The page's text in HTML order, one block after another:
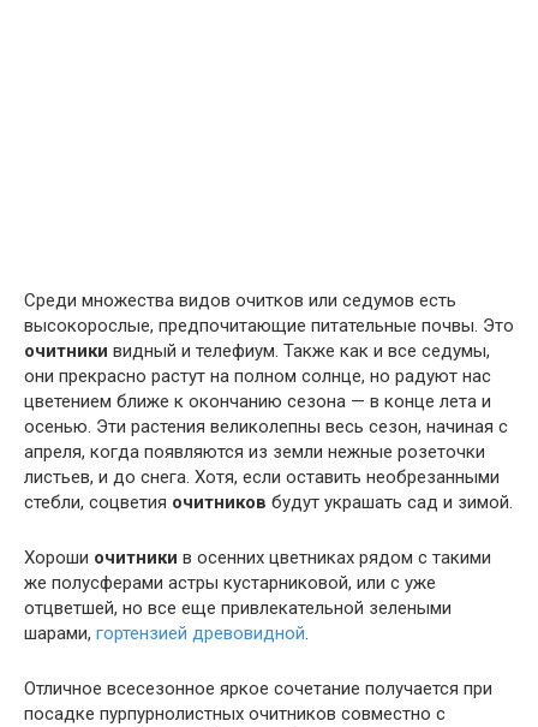
Среди множества видов очитков или седумов есть
высокорослые, предпочитающие питательные почвы. Это
очитники видный и телефиум. Также как и все седумы,
они прекрасно растут на полном солнце, но радуют нас
цветением ближе к окончанию сезона — в конце лета и
осенью. Эти растения великолепны весь сезон, начиная с
апреля, когда появляются из земли нежные розеточки
листьев, и до снега. Хотя, если оставить необрезанными
стебли, соцветия очитников будут украшать сад и зимой.
Хороши очитники в осенних цветниках рядом с такими
же полусферами астры кустарниковой, или с уже
отцветшей, но все еще привлекательной зелеными
шарами, гортензией древовидной.
Отличное всесезонное яркое сочетание получается при
посадке пурпурнолистных очитников совместно с